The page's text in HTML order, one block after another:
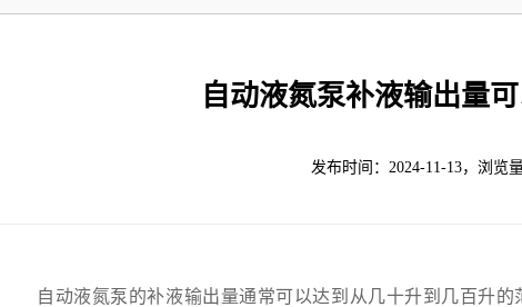
自动液氮泵补液输出量
发布时间：2024-11-13，浏览
自动液氮泵的补液输出量通常可以达到从几十升到几百升的